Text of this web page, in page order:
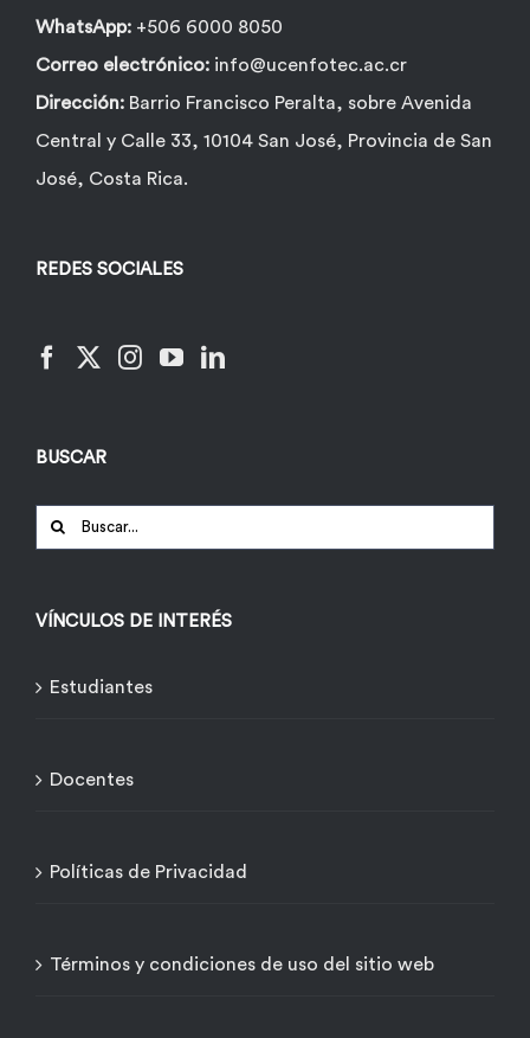
WhatsApp: +506 6000 8050
Correo electrónico: info@ucenfotec.ac.cr
Dirección: Barrio Francisco Peralta, sobre Avenida
Central y Calle 33, 10104 San José, Provincia de San
José, Costa Rica.
REDES SOCIALES
BUSCAR
Buscar:
VÍNCULOS DE INTERÉS
Estudiantes
Docentes
Políticas de Privacidad
Términos y condiciones de uso del sitio web